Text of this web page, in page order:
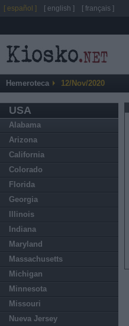
Hemeroteca 12/Nov/2020
USA
Alabama
Arizona
California
Colorado
Florida
Georgia
Illinois
Indiana
Maryland
Massachusetts
Michigan
Minnesota
Missouri
Nueva Jersey
[ español ] [ english ] [ français ]